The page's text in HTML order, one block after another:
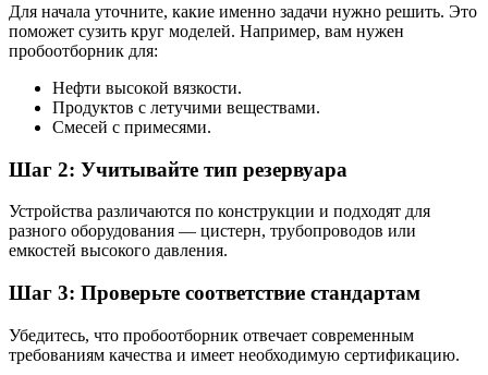
Для начала уточните, какие именно задачи нужно решить. Это
поможет сузить круг моделей. Например, вам нужен
пробоотборник для:
Нефти высокой вязкости.
Продуктов с летучими веществами.
Смесей с примесями.
Шаг 2: Учитывайте тип резервуара
Устройства различаются по конструкции и подходят для
разного оборудования — цистерн, трубопроводов или
емкостей высокого давления.
Шаг 3: Проверьте соответствие стандартам
Убедитесь, что пробоотборник отвечает современным
требованиям качества и имеет необходимую сертификацию.